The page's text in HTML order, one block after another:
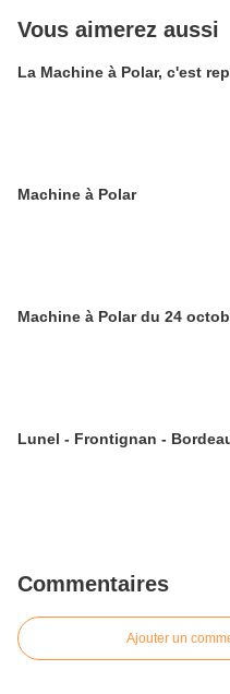
Vous aimerez aussi
La Machine à Polar, c'est
Machine à Polar
Machine à Polar du 24
Lunel - Frontignan -
Commentaires
Ajouter un